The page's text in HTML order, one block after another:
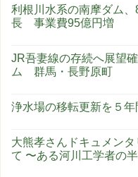
利根川水系の南摩ダム
長 事業費95億円増
JR吾妻線の存続へ展望
ム 群馬・長野原町
浄水場の移転更新を５
大熊孝さんドキュメン
て 〜ある河川工学者の半